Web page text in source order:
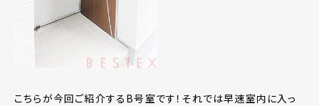
こちらが今回ご紹介するB号室です！それでは早速室内に入っ